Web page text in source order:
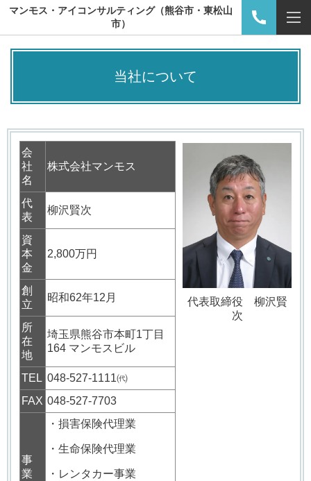
マンモス・アイコンサルティング（熊谷市・東松山
市）
当社について
代表取締役 柳沢賢
次
会
社
名
株式会社マンモス
代
表
柳沢賢次
資
本
金
2,800万円
創
立
昭和62年12月
所
在
地
埼玉県熊谷市本町1丁目
164 マンモスビル
TEL 048-527-1111㈹
FAX 048-527-7703
事
業
・損害保険代理業
・生命保険代理業
・レンタカー事業